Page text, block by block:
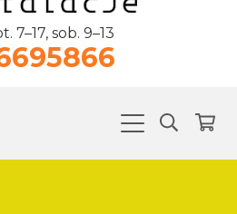
7–17, sob. 9–13